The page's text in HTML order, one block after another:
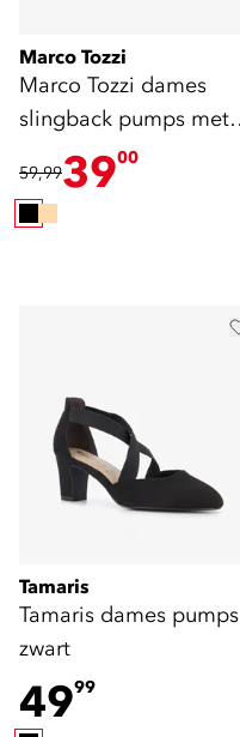
Marco Tozzi
Marco Tozzi dames
slingback pumps met
strik zwart
59,993900
Tamaris
Tamaris dames pumps
zwart
4999